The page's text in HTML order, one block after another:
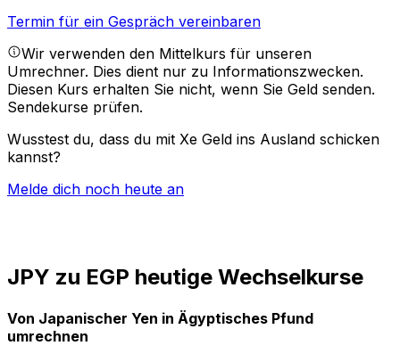
Termin für ein Gespräch vereinbaren
Wir verwenden den Mittelkurs für unseren
Umrechner. Dies dient nur zu Informationszwecken.
Diesen Kurs erhalten Sie nicht, wenn Sie Geld senden.
Sendekurse prüfen.
Wusstest du, dass du mit Xe Geld ins Ausland schicken
kannst?
Melde dich noch heute an
JPY zu EGP heutige Wechselkurse
Von Japanischer Yen in Ägyptisches Pfund
umrechnen